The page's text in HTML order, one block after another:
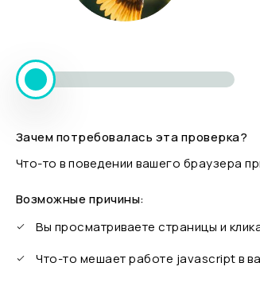
Зачем потребовалась эта проверка?
Что-то в поведении вашего браузера
Возможные причины:
Вы просматриваете страницы и
Что-то мешает работе javascript в